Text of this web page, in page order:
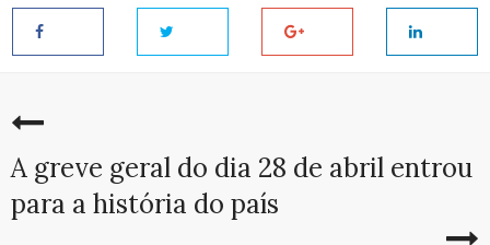
A greve geral do dia 28 de abril entrou
para a história do país